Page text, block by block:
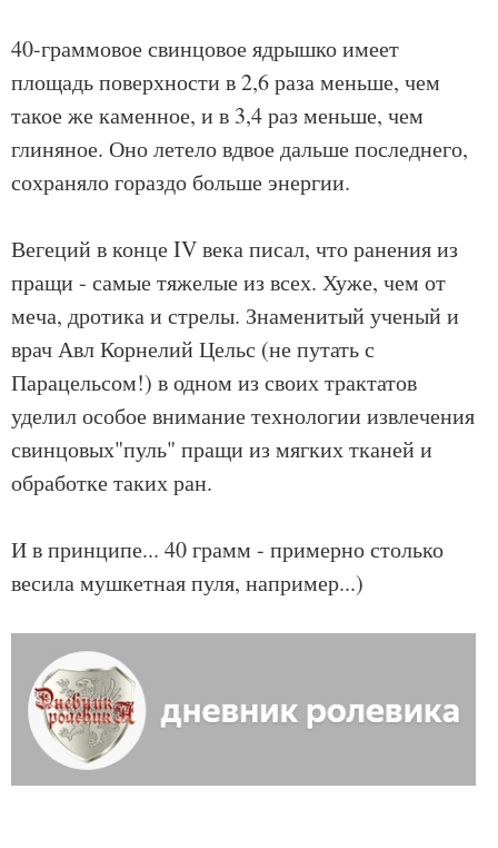
40-граммовое свинцовое ядрышко имеет
площадь поверхности в 2,6 раза меньше, чем
такое же каменное, и в 3,4 раз меньше, чем
глиняное. Оно летело вдвое дальше последнего,
сохраняло гораздо больше энергии.
Вегеций в конце IV века писал, что ранения из
пращи - самые тяжелые из всех. Хуже, чем от
меча, дротика и стрелы. Знаменитый ученый и
врач Авл Корнелий Цельс (не путать с
Парацельсом!) в одном из своих трактатов
уделил особое внимание технологии извлечения
свинцовых"пуль" пращи из мягких тканей и
обработке таких ран.
И в принципе... 40 грамм - примерно столько
весила мушкетная пуля, например...)